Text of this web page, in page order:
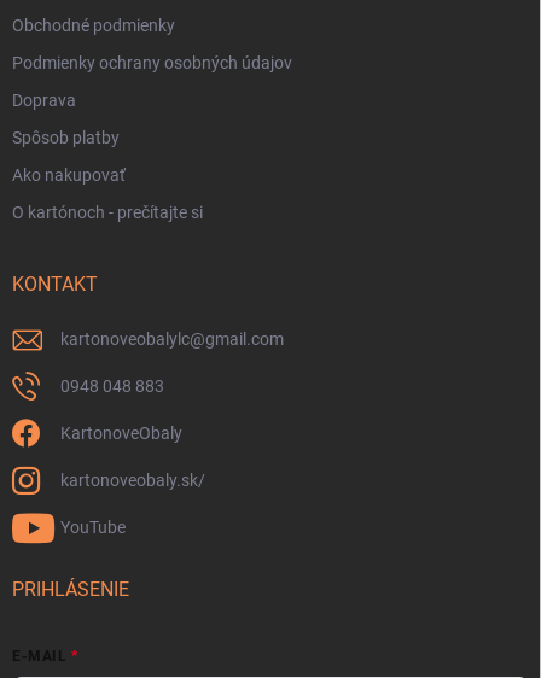
Obchodné podmienky
Podmienky ochrany osobných údajov
Doprava
Spôsob platby
Ako nakupovať
O kartónoch - prečítajte si
KONTAKT
kartonoveobalylc@gmail.com
0948 048 883
KartonoveObaly
kartonoveobaly.sk/
YouTube
PRIHLÁSENIE
E-MAIL